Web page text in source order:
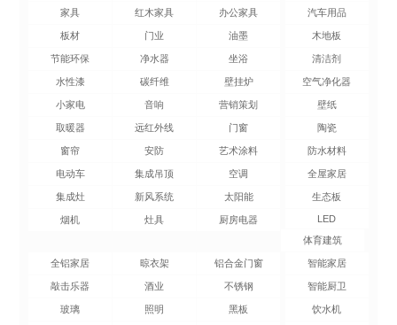
家具 红木家具 办公家具 汽车用品
板材 门业 油墨 木地板
节能环保 净水器 坐浴 清洁剂
水性漆 碳纤维 壁挂炉 空气净化器
小家电 音响 营销策划 壁纸
取暖器 远红外线 门窗 陶瓷
窗帘 安防 艺术涂料 防水材料
电动车 集成吊顶 空调 全屋家居
集成灶 新风系统 太阳能 生态板
烟机 灶具 厨房电器
LED
体育建筑
全铝家居 晾衣架 智能家居
铝合金门窗
敲击乐器 酒业 智能厨卫
不锈钢
玻璃 照明 饮水机
黑板